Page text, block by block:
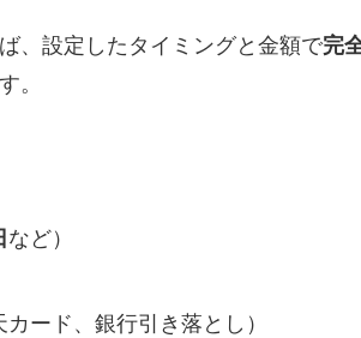
、設定したタイミングと金額で完
。
など）
ード、銀行引き落とし）